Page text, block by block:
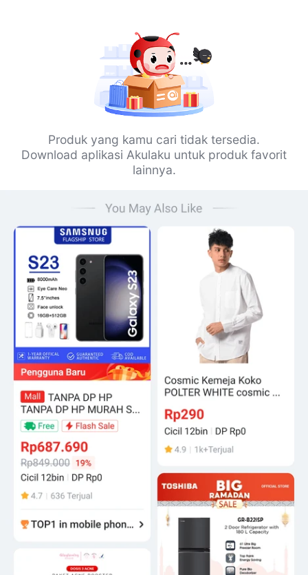
Produk yang kamu cari tidak tersedia.
Download aplikasi Akulaku untuk produk favorit
lainnya.